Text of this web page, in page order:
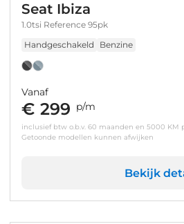
Seat Ibiza
1.0tsi Reference 95pk
Handgeschakeld
Benzine
Vanaf
€ 299 p/m
inclusief btw o.b.v. 60 maanden en 5000 KM
Getoonde modellen kunnen afwijken
Bekijk